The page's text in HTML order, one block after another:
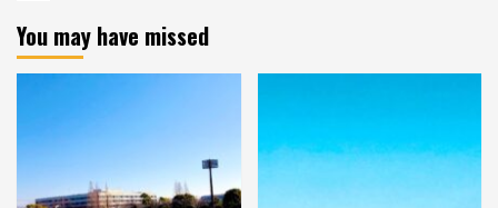
You may have missed